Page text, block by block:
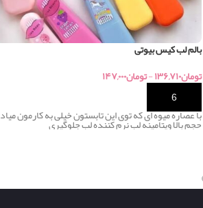
بالم لب کیس بیوتی
تومان۱۳۶,۷۱۰-تومان۱۴۷,۰۰۰
خرید
با عصاره میوه ای که توی این تابستون خیلی به کارمون میاد
حجم بالا ویتامینه لب نرم کننده لب جلوگیری